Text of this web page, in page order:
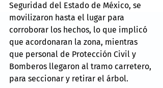
Seguridad del Estado de México, se
movilizaron hasta el lugar para
corroborar los hechos, lo que implicó
que acordonaran la zona, mientras
que personal de Protección Civil y
Bomberos llegaron al tramo carretero,
para seccionar y retirar el árbol.